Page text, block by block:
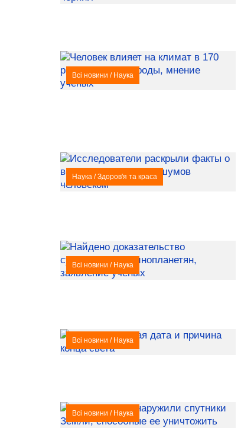
Всі новини / Наука
Наука /Здоров'я та краса
Всі новини / Наука
Всі новини / Наука
Всі новини / Наука